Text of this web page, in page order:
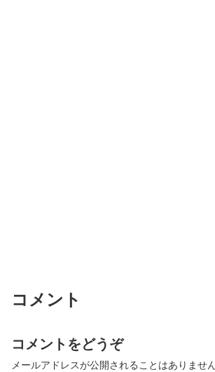
コメント
コメントをどうぞ
メールアドレスが公開されることはありません